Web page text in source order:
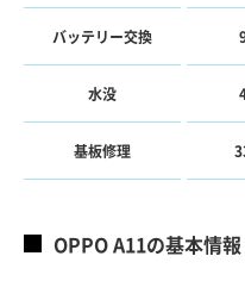
バッテリー交換
水没
基板修理
OPPO A11の基本情報